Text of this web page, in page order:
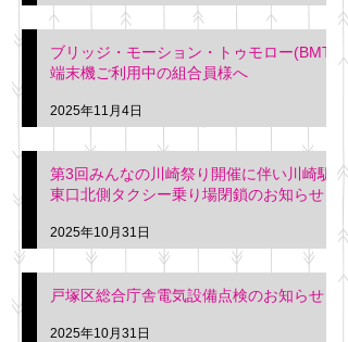
ブリッジ・モーション・トゥモロー(BMT)
端末機ご利用中の組合員様へ
2025年11月4日
第3回みんなの川崎祭り開催に伴い川崎駅
東口北側タクシー乗り場閉鎖のお知らせ
2025年10月31日
戸塚区総合庁舎電気設備点検のお知らせ
2025年10月31日